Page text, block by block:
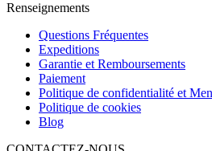
Renseignements
Questions Fréquentes
Expeditions
Garantie et Remboursements
Paiement
Politique de confidentialité et
Politique de cookies
Blog